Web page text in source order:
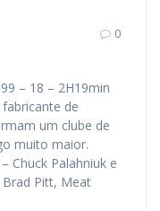
0
– 18 – 2H19min
de
um clube de
muito maior.
Chuck Palahniuk e
Brad Pitt, Meat